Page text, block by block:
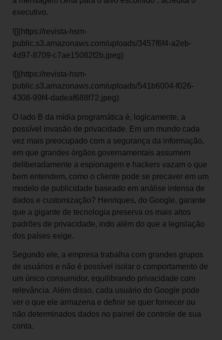
executivo.
![](https://revista-hsm-
public.s3.amazonaws.com/uploads/3457f6f4-a2eb-
4d97-8709-c7ae15082f2b.jpeg)
![](https://revista-hsm-
public.s3.amazonaws.com/uploads/541b6004-f026-
4308-99f4-dadeaf688f72.jpeg)
O lado B da mídia programática é, logicamente, a
possível invasão de privacidade. Em um mundo cada
vez mais preocupado com a segurança da informação,
em que grandes órgãos governamentais assumem
deliberadamente a espionagem e hackers vazam o que
bem entendem, como o cliente pode se precaver em um
modelo de publicidade baseado em análise intensa de
dados e customização? Henriques, do Google, garante
que a gigante de tecnologia preserva os mais altos
padrões de privacidade, indo além do que a legislação
dos países exige.
Segundo ele, a empresa trabalha com grandes grupos
de usuários e não é possível isolar o comportamento de
um único consumidor, equilibrando privacidade com
relevância. Além disso, cada usuário do Google pode
ver o que ele armazena e definir se quer fornecer ou
não determinados dados no painel de controle de sua
conta.